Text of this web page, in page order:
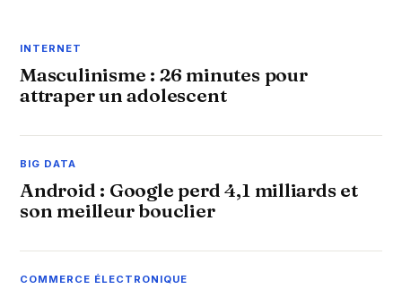
INTERNET
Masculinisme : 26 minutes pour
attraper un adolescent
BIG DATA
Android : Google perd 4,1 milliards et
son meilleur bouclier
COMMERCE ÉLECTRONIQUE